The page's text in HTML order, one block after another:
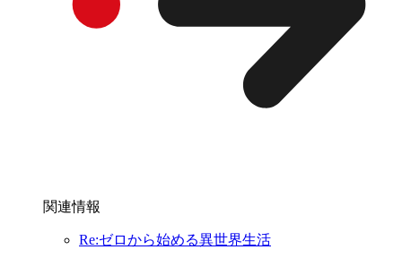
関連情報
Re:ゼロから始める異世界生活